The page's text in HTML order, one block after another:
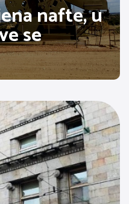
nafte, u
se